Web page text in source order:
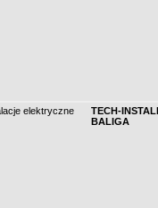
elektryczne
TECH-
BALIGA